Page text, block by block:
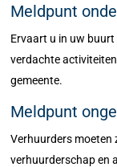
Meldpunt
Ervaart u in uw
verdachte
gemeente.
Meldpunt
Verhuurders moeten
verhuurderschap en